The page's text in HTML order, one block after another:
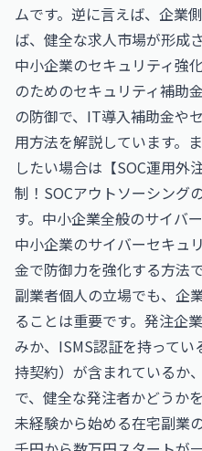
ムです。逆に言えば、企業
ば、健全な求人市場が形成さ
中小企業のセキュリティ強
のためのセキュリティ補助
の防御で、IT導入補助金や
用方法を解説しています。
したい場合は 【SOC運用
制！SOCアウトソーシング
す。中小企業全般のサイバ
中小企業のサイバーセキュ
金で防御力を強化する方法
副業者個人の立場でも、企
ることは重要です。発注企
みか、ISMS認証を持って
持契約）が含まれているか
で、健全な発注者かどうか
未経験から始める在宅副業